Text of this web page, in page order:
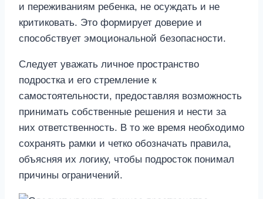
и переживаниям ребенка, не осуждать и не
критиковать. Это формирует доверие и
способствует эмоциональной безопасности.
Следует уважать личное пространство
подростка и его стремление к
самостоятельности, предоставляя возможность
принимать собственные решения и нести за
них ответственность. В то же время необходимо
сохранять рамки и четко обозначать правила,
объясняя их логику, чтобы подросток понимал
причины ограничений.